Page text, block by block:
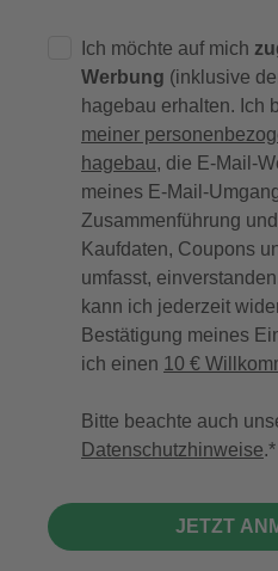
Ich möchte auf mich
Werbung (inklusive
hagebau erhalten. Ich
meiner
hagebau, die E-Mail-
meines E-Mail-
Zusammenführung
Kaufdaten, Coupons
umfasst,
kann ich jederzeit
Bestätigung meines
ich einen 10 €
Bitte beachte auch
Datenschutzhinweise.
JETZT